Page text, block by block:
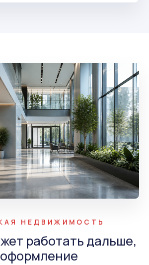
НЕДВИЖИМОСТЬ
работать дальше,